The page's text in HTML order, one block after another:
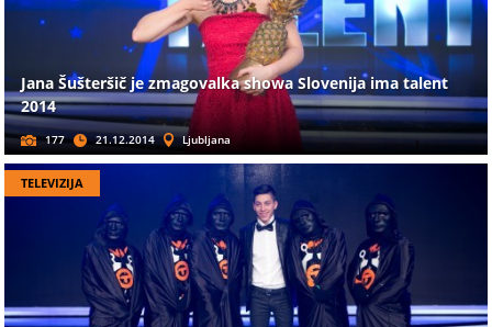
Jana Šušteršič je zmagovalka showa Slovenija ima talent
2014
177 21.12.2014 Ljubljana
TELEVIZIJA